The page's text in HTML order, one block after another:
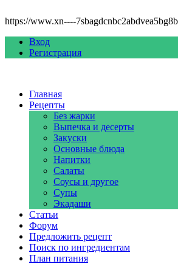
https://www.xn----
Вход
Регистрация
Главная
Рецепты
Без жарки
Выпечка и десерты
Закуски
Основные блюда
Напитки
Салаты
Соусы и другое
Супы
Экадаши
Статьи
Форум
Предложить рецепт
Поиск по ингредиентам
План питания